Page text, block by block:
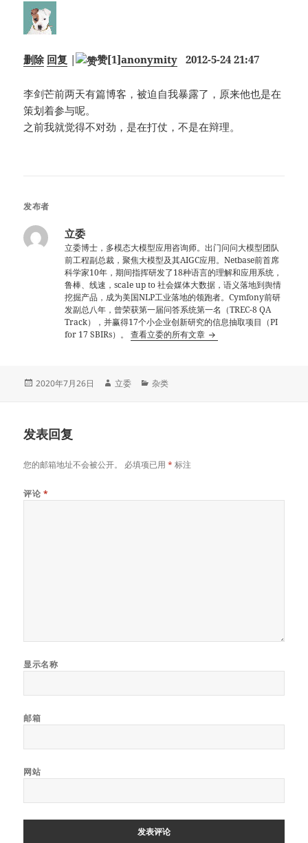
删除 回复 | 赞[1]anonymity 2012-5-24 21:47
李剑芒前两天有篇博客，被迫自我暴露了，原来他也是在
策划着参与呢。
之前我就觉得不对劲，是在打仗，不是在辩理。
发布者
立委
立委博士，多模态大模型应用咨询师。出门问问大模型团队
前工程副总裁，聚焦大模型及其AIGC应用。Netbase前首席
科学家10年，期间指挥研发了18种语言的理解和应用系统，
鲁棒、线速，scale up to 社会媒体大数据，语义落地到舆情
挖掘产品，成为美国NLP工业落地的领跑者。Cymfony前研
发副总八年，曾荣获第一届问答系统第一名（TREC-8 QA
Track），并赢得17个小企业创新研究的信息抽取项目（PI
for 17 SBIRs）。查看立委的所有文章
发
2020年7月26日
作
立委
分
杂类
发表回复
您的邮箱地址不会被公开。 必填项已用* 标注
评论 *
显示名称
邮箱
网站